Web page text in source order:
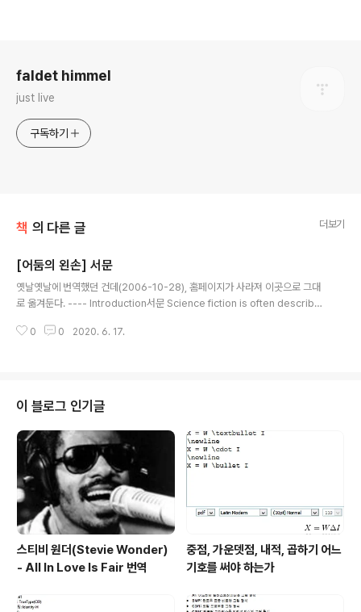
faldet himmel
just live
구독하기
책 의 다른 글 더보기
[어둠의 왼손] 서문
옛날옛날에 번역했던 건데(2006-10-28), 홈페이지가 사라져 이곳으로 그대
로 옮겨둔다. ---- Introduction서문 Science fiction is often describe
s supposed to take a trend or phenomenon of the here-and-no
0 0 2020. 6. 17.
이 블로그 인기글
스티비 원더(Stevie Wonder)
- All In Love Is Fair 번역
중점, 가운뎃점, 내적, 곱하기 어느
기호를 써야 하는가